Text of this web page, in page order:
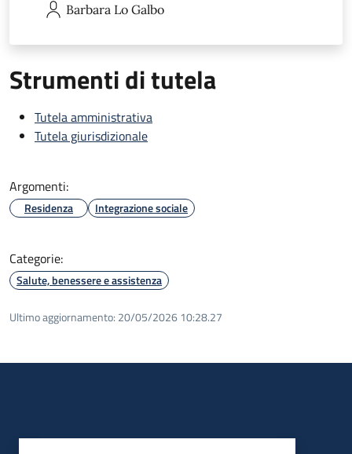
Barbara Lo Galbo
Strumenti di tutela
Tutela amministrativa
Tutela giurisdizionale
Argomenti:
Residenza Integrazione sociale
Categorie:
Salute, benessere e assistenza
Ultimo aggiornamento: 20/05/2026 10:28.27